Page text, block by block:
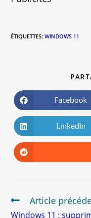
ÉTIQUETTES:WINDOWS 11
Facebook
LinkedIn
Article
Windows 11 :